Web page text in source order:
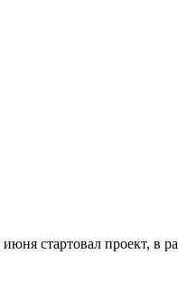
стартовал проект, в